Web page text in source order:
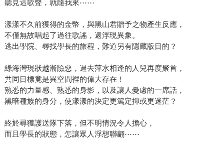
聽見這歌聲，就隨我來⋯⋯
漾漾不久前獲得的金幣，與黑山君贈予之物產生反應，
不僅無故唱起了過往歌謠，還浮現異象。
逃出學院、尋找學長的旅程，難道另有隱藏版目的？
綠海灣現狀越漸險惡，過去萍水相逢的人兒再度聚首，
共同目標竟是異空間裡的偉大存在！
熟悉的力量感、熟悉的身影，以及讓人憂慮的一席話，
黑暗種族的身分，使漾漾的決定更篤定抑或更迷茫？
終於尋獲護送隊下落，但不明情況令人擔心，
而且學長的狀態，怎讓眾人浮想聯翩⋯⋯